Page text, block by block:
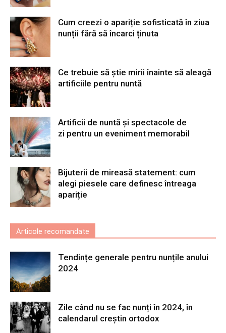
Cum creezi o apariție sofisticată în ziua
nunții fără să încarci ținuta
Ce trebuie să știe mirii înainte să aleagă
artificiile pentru nuntă
Artificii de nuntă și spectacole de
zi pentru un eveniment memorabil
Bijuterii de mireasă statement: cum
alegi piesele care definesc întreaga
apariție
Articole recomandate
Tendințe generale pentru nunțile anului
2024
Zile când nu se fac nunți în 2024, în
calendarul creștin ortodox